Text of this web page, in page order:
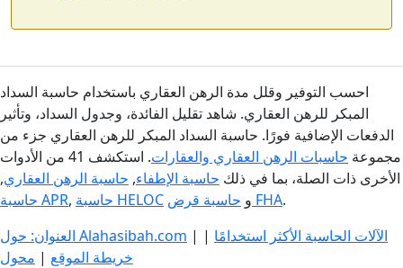
احسب التوفير وقلل مدة الرهن العقاري باستخدام حاسبة السداد
المبكر للرهن العقاري. شاهد تقليل الفائدة، وجدول السداد، وتأثير
الدفعات الإضافية فورًا. حاسبة السداد المبكر للرهن العقاري جزء من
مجموعة حاسبات الرهن العقاري والعقارات
. استكشف 41 من الأدوات
الأخرى ذات الصلة، بما في ذلك حاسبة الإطفاء, حاسبة الرهن العقاري,
حاسبة APR, حاسبة HELOC و حاسبة قرض FHA.
العنوان: حول Alahasibah.com | الآلات الحاسبة الأكثر استخدامًا |
خريطة الموقع | محول